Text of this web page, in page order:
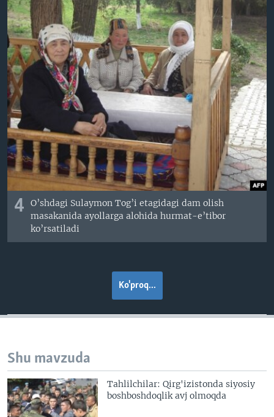
4
O’shdagi Sulaymon Tog’i etagidagi dam olish
masakanida ayollarga alohida hurmat-e’tibor
ko’rsatiladi
Ko'proq...
Shu mavzuda
Tahlilchilar: Qirg'izistonda siyosiy
boshboshdoqlik avj olmoqda